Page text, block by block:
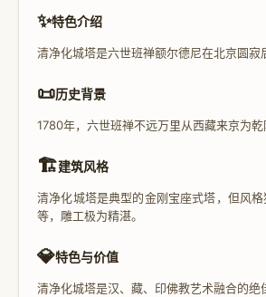
✨特色介绍
清净化城塔是六世班禅额尔德尼在北京圆寂
📜历史背景
1780年，六世班禅不远万里从西藏来京为
🏗️建筑风格
清净化城塔是典型的金刚宝座式塔，但风
等，雕工极为精湛。
💎特色与价值
清净化城塔是汉、藏、印佛教艺术融合的绝